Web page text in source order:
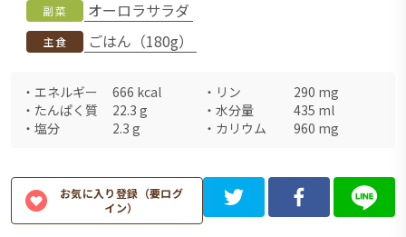
副菜 オーロラサラダ
主食 ごはん（180g）
・ エネルギー 666 kcal ・ リン 290 mg
・ たんぱく質 22.3 g ・ 水分量 435 ml
・ 塩分 2.3 g ・ カリウム 960 mg
お気に入り登録（要ログ
イン）